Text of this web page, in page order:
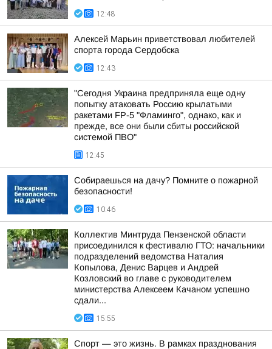
12:48
Алексей Марьин приветствовал любителей
спорта города Сердобска
12:43
"Сегодня Украина предприняла еще одну
попытку атаковать Россию крылатыми
ракетами FP-5 "Фламинго", однако, как и
прежде, все они были сбиты российской
системой ПВО"
12:45
Собираешься на дачу? Помните о пожарной
безопасности!
10:46
Коллектив Минтруда Пензенской области
присоединился к фестивалю ГТО: начальники
подразделений ведомства Наталия
Копылова, Денис Варцев и Андрей
Козловский во главе с руководителем
министерства Алексеем Качаном успешно
сдали...
15:55
Спорт — это жизнь. В рамках празднования